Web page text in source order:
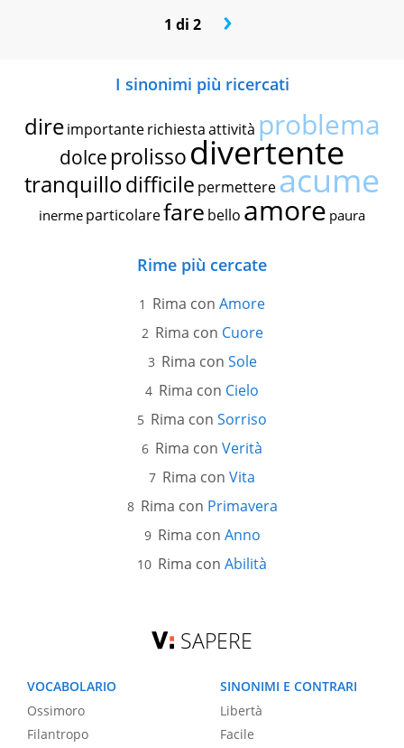
1 di 2 ›
I sinonimi più ricercati
dire importante richiestaattività problema
dolce prolissodivertente
tranquillodifficile permettereacume
inerme particolarefare bello amore paura
Rime più cercate
Rima con Amore
Rima con Cuore
Rima con Sole
Rima con Cielo
Rima con Sorriso
Rima con Verità
Rima con Vita
Rima con Primavera
Rima con Anno
Rima con Abilità
SAPERE
VOCABOLARIO
Ossimoro
Filantropo
SINONIMI E CONTRARI
Libertà
Facile